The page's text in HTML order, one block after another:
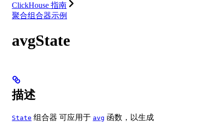
ClickHouse 指南
聚合组合器示例
avgState
描述
State 组合器 可应用于 avg 函数，以生成